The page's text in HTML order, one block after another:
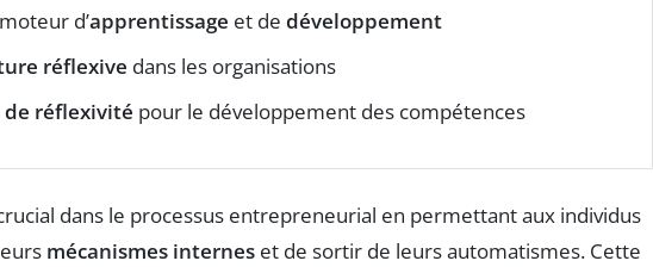
d’apprentissage et de développement
réflexive dans les organisations
de réflexivité pour le développement des compétences
dans le processus entrepreneurial en permettant aux individus
mécanismes internes et de sortir de leurs automatismes. Cette